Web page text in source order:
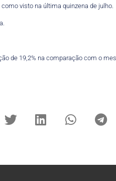
visto na última quinzena de julho.
de 19,2% na comparação com o